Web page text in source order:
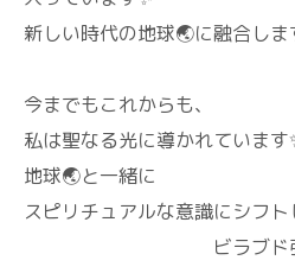
新しい時代の地球🌏️に融合しま
今までもこれからも、
私は聖なる光に導かれています
地球🌏️と一緒に
スピリチュアルな意識にシフ
ビラブド弘